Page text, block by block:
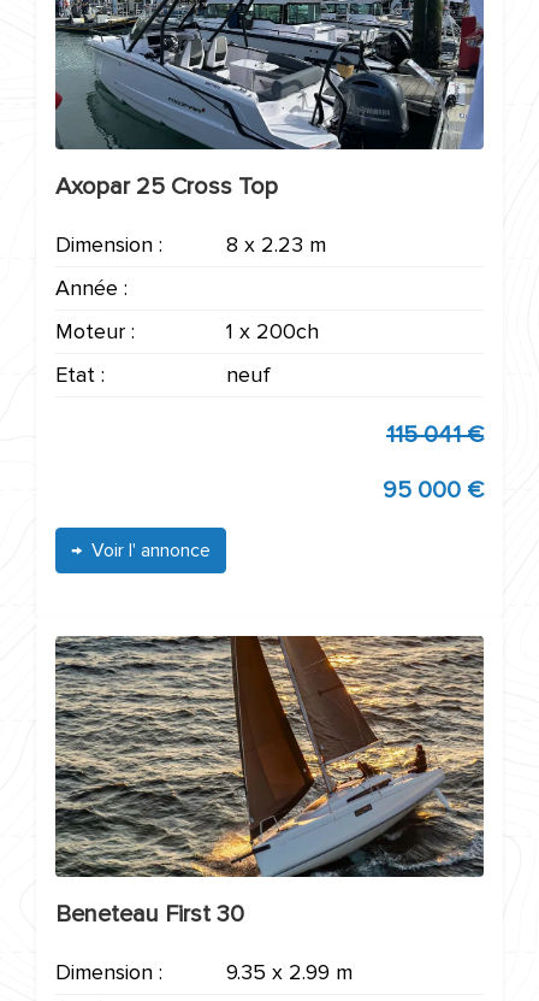
Axopar 25 Cross Top
Dimension :
8 x 2.23 m
Année :
Moteur :
1 x 200ch
Etat :
neuf
115 041 €
95 000 €
Voir l' annonce
Beneteau First 30
Dimension :
9.35 x 2.99 m